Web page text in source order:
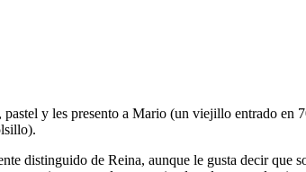
pastel y les presento a Mario (un viejillo entrado
distinguido de Reina, aunque le gusta decir que